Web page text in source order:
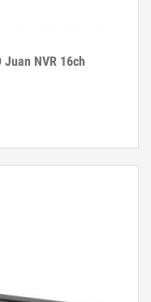
NVR 16ch